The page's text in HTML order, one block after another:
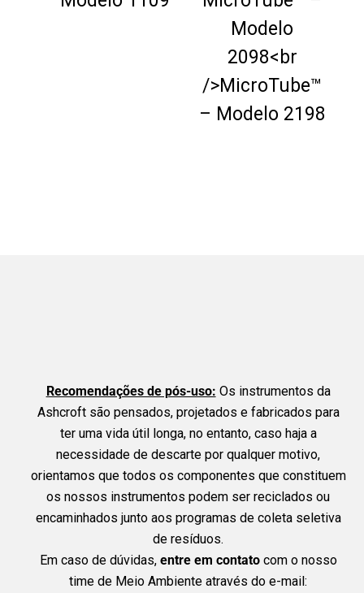
Modelo
2098<br
/>MicroTube™
– Modelo 2198
Recomendações de pós-uso: Os instrumentos da
Ashcroft são pensados, projetados e fabricados para
ter uma vida útil longa, no entanto, caso haja a
necessidade de descarte por qualquer motivo,
orientamos que todos os componentes que constituem
os nossos instrumentos podem ser reciclados ou
encaminhados junto aos programas de coleta seletiva
de resíduos.
Em caso de dúvidas, entre em contatocom o nosso
time de Meio Ambiente através do e-mail: